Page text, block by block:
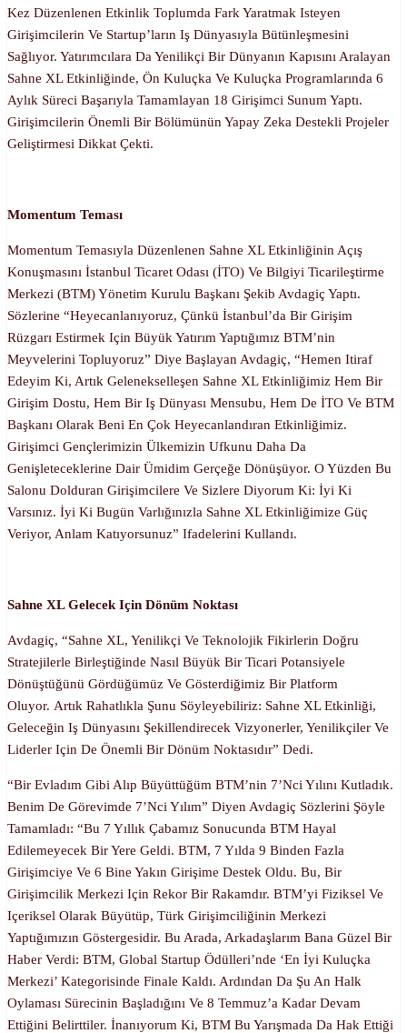
Kez Düzenlenen Etkinlik Toplumda Fark Yaratmak Isteyen
Girişimcilerin Ve Startup’ların Iş Dünyasıyla Bütünleşmesini
Sağlıyor. Yatırımcılara Da Yenilikçi Bir Dünyanın Kapısını Aralayan
Sahne XL Etkinliğinde, Ön Kuluçka Ve Kuluçka Programlarında 6
Aylık Süreci Başarıyla Tamamlayan 18 Girişimci Sunum Yaptı.
Girişimcilerin Önemli Bir Bölümünün Yapay Zeka Destekli Projeler
Geliştirmesi Dikkat Çekti.
Momentum Teması
Momentum Temasıyla Düzenlenen Sahne XL Etkinliğinin Açış
Konuşmasını İstanbul Ticaret Odası (İTO) Ve Bilgiyi Ticarileştirme
Merkezi (BTM) Yönetim Kurulu Başkanı Şekib Avdagiç Yaptı.
Sözlerine “Heyecanlanıyoruz, Çünkü İstanbul’da Bir Girişim
Rüzgarı Estirmek Için Büyük Yatırım Yaptığımız BTM’nin
Meyvelerini Topluyoruz” Diye Başlayan Avdagiç, “Hemen Itiraf
Edeyim Ki, Artık Gelenekselleşen Sahne XL Etkinliğimiz Hem Bir
Girişim Dostu, Hem Bir Iş Dünyası Mensubu, Hem De İTO Ve BTM
Başkanı Olarak Beni En Çok Heyecanlandıran Etkinliğimiz.
Girişimci Gençlerimizin Ülkemizin Ufkunu Daha Da
Genişleteceklerine Dair Ümidim Gerçeğe Dönüşüyor. O Yüzden Bu
Salonu Dolduran Girişimcilere Ve Sizlere Diyorum Ki: İyi Ki
Varsınız. İyi Ki Bugün Varlığınızla Sahne XL Etkinliğimize Güç
Veriyor, Anlam Katıyorsunuz” Ifadelerini Kullandı.
Sahne XL Gelecek Için Dönüm Noktası
Avdagiç, “Sahne XL, Yenilikçi Ve Teknolojik Fikirlerin Doğru
Stratejilerle Birleştiğinde Nasıl Büyük Bir Ticari Potansiyele
Dönüştüğünü Gördüğümüz Ve Gösterdiğimiz Bir Platform
Oluyor. Artık Rahatlıkla Şunu Söyleyebiliriz: Sahne XL Etkinliği,
Geleceğin Iş Dünyasını Şekillendirecek Vizyonerler, Yenilikçiler Ve
Liderler Için De Önemli Bir Dönüm Noktasıdır” Dedi.
“Bir Evladım Gibi Alıp Büyüttüğüm BTM’nin 7’nci Yılını Kutladık.
Benim De Görevimde 7’nci Yılım” Diyen Avdagiç Sözlerini Şöyle
Tamamladı: “Bu 7 Yıllık Çabamız Sonucunda BTM Hayal
Edilemeyecek Bir Yere Geldi. BTM, 7 Yılda 9 Binden Fazla
Girişimciye Ve 6 Bine Yakın Girişime Destek Oldu. Bu, Bir
Girişimcilik Merkezi Için Rekor Bir Rakamdır. BTM’yi Fiziksel Ve
Içeriksel Olarak Büyütüp, Türk Girişimciliğinin Merkezi
Yaptığımızın Göstergesidir. Bu Arada, Arkadaşlarım Bana Güzel Bir
Haber Verdi: BTM, Global Startup Ödülleri’nde ‘En İyi Kuluçka
Merkezi’ Kategorisinde Finale Kaldı. Ardından Da Şu An Halk
Oylaması Sürecinin Başladığını Ve 8 Temmuz’a Kadar Devam
Ettiğini Belirttiler. İnanıyorum Ki, BTM Bu Yarışmada Da Hak Ettiği